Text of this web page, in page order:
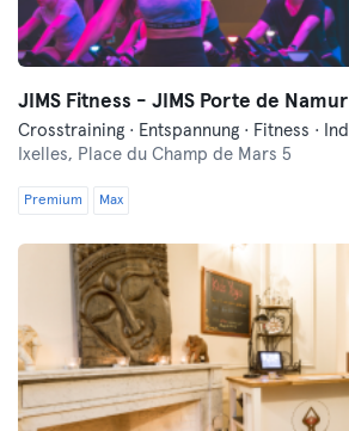
JIMS Fitness - JIMS Porte de Namur
Ixelles, Place du Champ de Mars 5
Premium Max